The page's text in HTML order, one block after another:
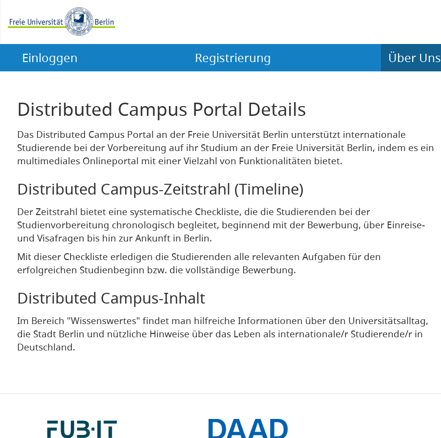
Einloggen Registrierung Über Uns
Distributed Campus Portal Details
Das Distributed Campus Portal an der Freie Universität Berlin unterstützt internationale
Studierende bei der Vorbereitung auf ihr Studium an der Freie Universität Berlin, indem es ein
multimediales Onlineportal mit einer Vielzahl von Funktionalitäten bietet.
Distributed Campus-Zeitstrahl (Timeline)
Der Zeitstrahl bietet eine systematische Checkliste, die die Studierenden bei der
Studienvorbereitung chronologisch begleitet, beginnend mit der Bewerbung, über Einreise-
und Visafragen bis hin zur Ankunft in Berlin.
Mit dieser Checkliste erledigen die Studierenden alle relevanten Aufgaben für den
erfolgreichen Studienbeginn bzw. die vollständige Bewerbung.
Distributed Campus-Inhalt
Im Bereich "Wissenswertes" findet man hilfreiche Informationen über den Universitätsalltag,
die Stadt Berlin und nützliche Hinweise über das Leben als internationale/r Studierende/r in
Deutschland.